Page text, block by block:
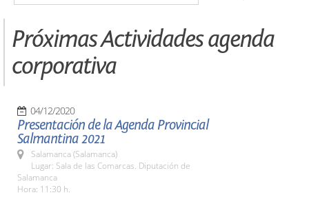
Próximas Actividades agenda
corporativa
04/12/2020
Presentación de la Agenda Provincial
Salmantina 2021
Salamanca (Salamanca)
Lugar: Sala de las Comarcas. Diputación de
Salamanca
Hora: 11:30 h.